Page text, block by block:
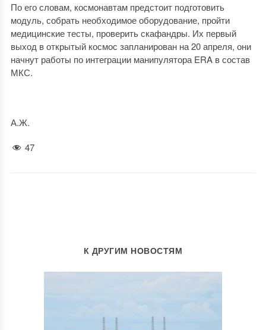
По его словам, космонавтам предстоит подготовить
модуль, собрать необходимое оборудование, пройти
медицинские тесты, проверить скафандры. Их первый
выход в открытый космос запланирован на 20 апреля, они
начнут работы по интеграции манипулятора ERA в состав
МКС.
А.Ж.
47
К ДРУГИМ НОВОСТЯМ